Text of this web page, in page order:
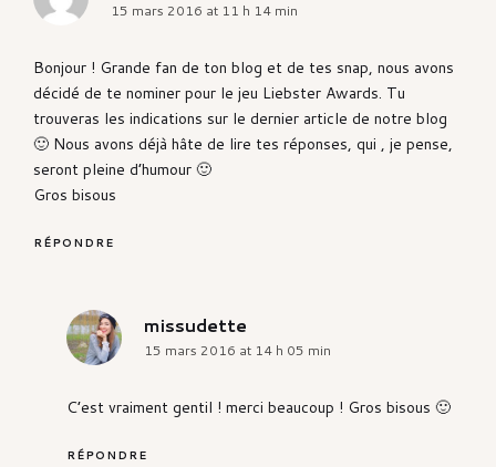
15 mars 2016 at 11 h 14 min
Bonjour ! Grande fan de ton blog et de tes snap, nous avons
décidé de te nominer pour le jeu Liebster Awards. Tu
trouveras les indications sur le dernier article de notre blog
🙂 Nous avons déjà hâte de lire tes réponses, qui , je pense,
seront pleine d’humour 🙂
Gros bisous
RÉPONDRE
missudette
15 mars 2016 at 14 h 05 min
C’est vraiment gentil ! merci beaucoup ! Gros bisous 🙂
RÉPONDRE